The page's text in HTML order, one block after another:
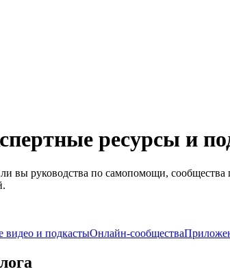
ресурсы и
вы руководства по самопомощи,
видео и подкастыОнлайн-сообщества